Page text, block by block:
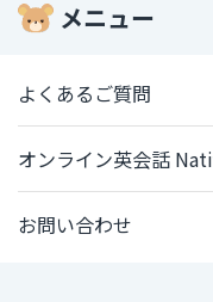
メニュー
よくあるご質問
オンライン英会話
お問い合わせ